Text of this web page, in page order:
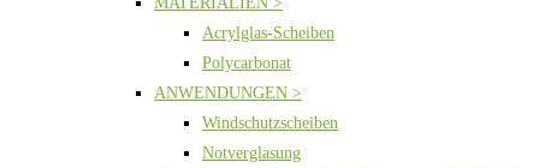
Acrylglas-Scheiben
Polycarbonat
ANWENDUNGEN >
Windschutzscheiben
Notverglasung